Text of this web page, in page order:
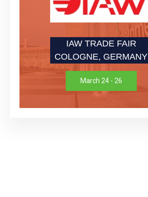
IAW TRADE FAIR
COLOGNE, GERMANY
March 24 - 26